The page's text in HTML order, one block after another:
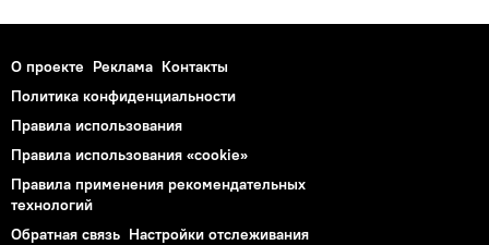
О проекте Реклама Контакты
Политика конфиденциальности
Правила использования
Правила использования «cookie»
Правила применения рекомендательных
технологий
Обратная связь Настройки отслеживания